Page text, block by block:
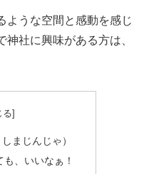
ような空間と感動を感じ
社に興味がある方は、
まじんじゃ）
も、いいなぁ！